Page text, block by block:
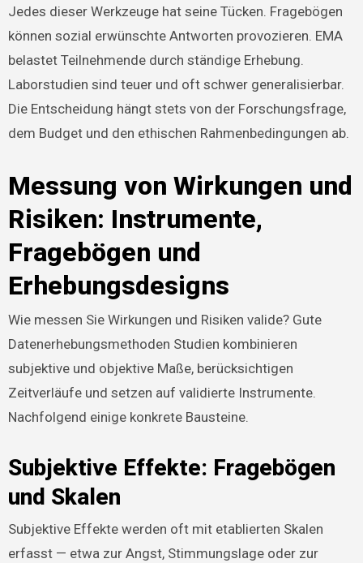
Jedes dieser Werkzeuge hat seine Tücken. Fragebögen
können sozial erwünschte Antworten provozieren. EMA
belastet Teilnehmende durch ständige Erhebung.
Laborstudien sind teuer und oft schwer generalisierbar.
Die Entscheidung hängt stets von der Forschungsfrage,
dem Budget und den ethischen Rahmenbedingungen ab.
Messung von Wirkungen und
Risiken: Instrumente,
Fragebögen und
Erhebungsdesigns
Wie messen Sie Wirkungen und Risiken valide? Gute
Datenerhebungsmethoden Studien kombinieren
subjektive und objektive Maße, berücksichtigen
Zeitverläufe und setzen auf validierte Instrumente.
Nachfolgend einige konkrete Bausteine.
Subjektive Effekte: Fragebögen
und Skalen
Subjektive Effekte werden oft mit etablierten Skalen
erfasst — etwa zur Angst, Stimmungslage oder zur